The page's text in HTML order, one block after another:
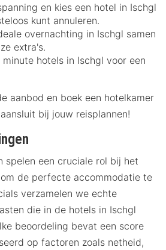
en kies een hotel in Ischgl
kunt annuleren.
overnachting in Ischgl samen
extra's.
minute hotels in Ischgl voor een
aanbod en boek een hotelkamer
bij jouw reisplannen!
spelen een cruciale rol bij het
de perfecte accommodatie te
verzamelen we echte
die in de hotels in Ischgl
beoordeling bevat een score
op factoren zoals netheid,